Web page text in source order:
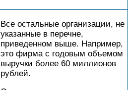
Все остальные организации, не
указанные в перечне,
приведенном выше. Например,
это фирма с годовым объемом
выручки более 60 миллионов
рублей.